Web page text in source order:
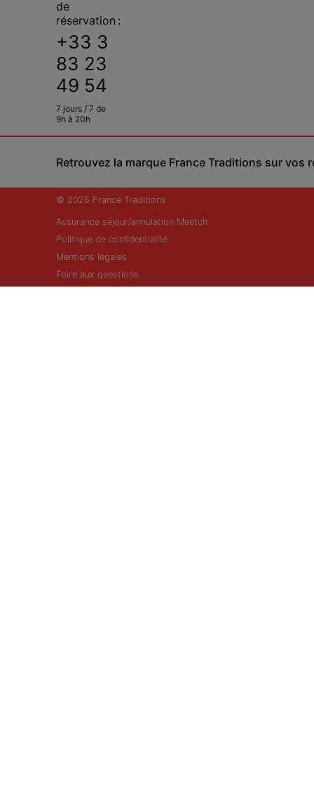
de
réservation :
+33 3
83 23
49 54
7 jours / 7 de
9h à 20h
Retrouvez la marque France Traditions sur vos
© 2026 France Traditions
Assurance séjour/annulation Meetch
Politique de confidentialité
Mentions légales
Foire aux questions